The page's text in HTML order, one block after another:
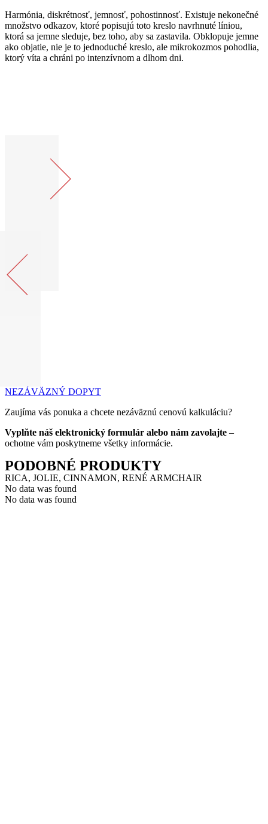
Harmónia, diskrétnosť, jemnosť, pohostinnosť. Existuje nekonečné
množstvo odkazov, ktoré popisujú toto kreslo navrhnuté líniou,
ktorá sa jemne sleduje, bez toho, aby sa zastavila. Obklopuje jemne
ako objatie, nie je to jednoduché kreslo, ale mikrokozmos pohodlia,
ktorý víta a chráni po intenzívnom a dlhom dni.
NEZÁVÄZNÝ DOPYT
Zaujíma vás ponuka a chcete nezáväznú cenovú kalkuláciu?
Vyplňte náš elektronický formulár alebo nám zavolajte –
ochotne vám poskytneme všetky informácie.
PODOBNÉ PRODUKTY
RICA, JOLIE, CINNAMON, RENÉ ARMCHAIR
No data was found
No data was found